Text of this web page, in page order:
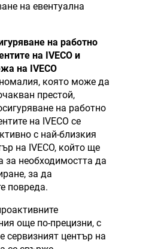
на евентуална
на работно
на IVECO и
на IVECO
която може да
престой,
на работно
на IVECO се
с най-близкия
на IVECO, който ще
за необходимостта да
за да
повреда.
още по-прецизни, с
сервизният център на